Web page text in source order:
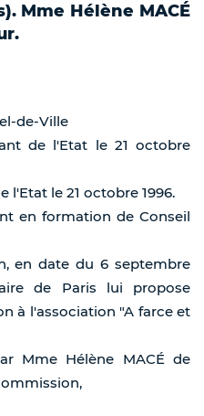
Mme Hélène MACÉ
de-Ville
de l'Etat le 21 octobre
l'Etat le 21 octobre 1996.
en formation de Conseil
en date du 6 septembre
de Paris lui propose
à l'association "A farce et
Mme Hélène MACÉ de